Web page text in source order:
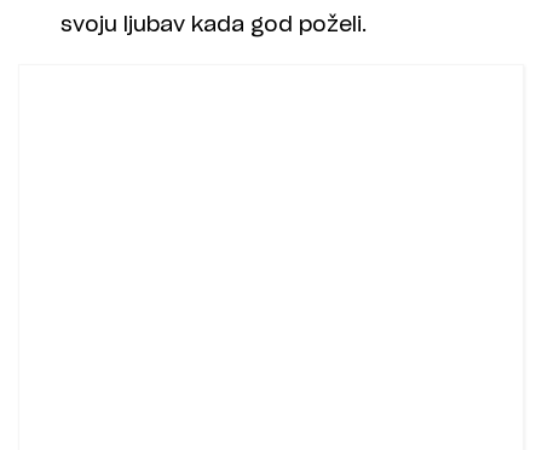
svoju ljubav kada god poželi.